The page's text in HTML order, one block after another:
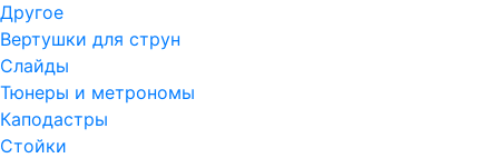
Другое
Вертушки для струн
Слайды
Тюнеры и метрономы
Каподастры
Стойки